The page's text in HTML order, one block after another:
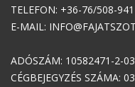
TELEFON: +36-76/508-
E-MAIL:
ADÓSZÁM: 10582471-2-03
CÉGBEJEGYZÉS SZÁMA: